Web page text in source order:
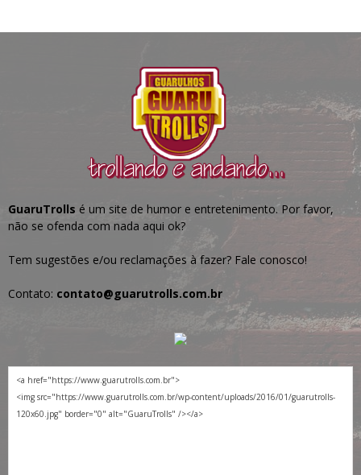
GuaruTrolls é um site de humor e entretenimento. Por favor,
não se ofenda com nada aqui ok?
Tem sugestões e/ou reclamações à fazer? Fale conosco!
Contato: contato@guarutrolls.com.br